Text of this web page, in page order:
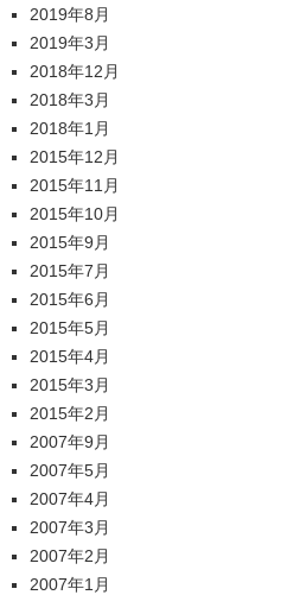
2019年8月
2019年3月
2018年12月
2018年3月
2018年1月
2015年12月
2015年11月
2015年10月
2015年9月
2015年7月
2015年6月
2015年5月
2015年4月
2015年3月
2015年2月
2007年9月
2007年5月
2007年4月
2007年3月
2007年2月
2007年1月